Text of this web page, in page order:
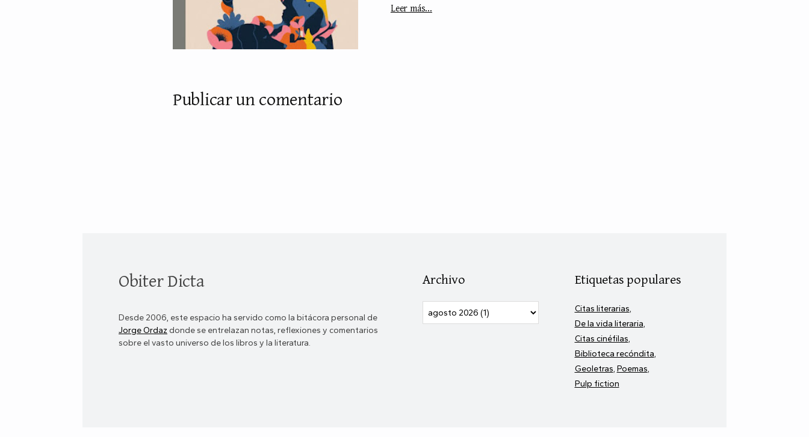
Leer más...
Publicar un comentario
Obiter Dicta
Desde 2006, este espacio ha servido como la bitácora personal de
Jorge Ordaz donde se entrelazan notas, reflexiones y comentarios
sobre el vasto universo de los libros y la literatura.
Archivo Etiquetas populares
Citas literarias
De la vida literaria
Citas cinéfilas
Biblioteca recóndita
Geoletras Poemas
Pulp fiction